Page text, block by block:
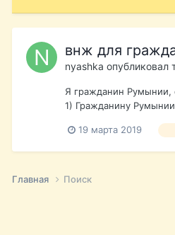
внж для
nyashka опубликовал
Я гражданин Румынии,
1) Гражданину
19 марта 2019
Главная Поиск